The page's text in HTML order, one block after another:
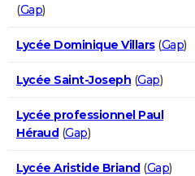
(Gap)
Lycée Dominique Villars(Gap)
Lycée Saint-Joseph (Gap)
Lycée professionnel Paul
Héraud(Gap)
Lycée Aristide Briand(Gap)